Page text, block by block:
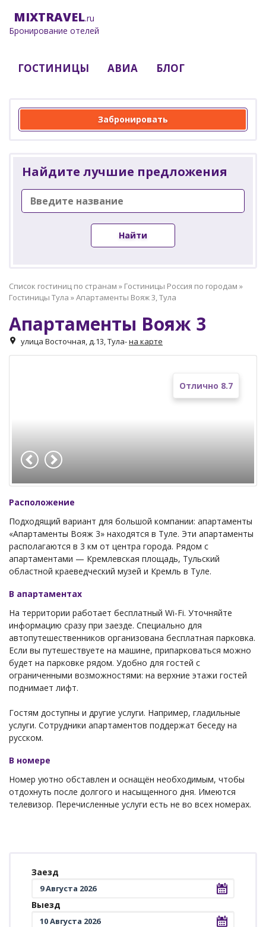
MIXTRAVEL.ru
Бронирование отелей
ГОСТИНИЦЫ АВИА БЛОГ
Забронировать
Найдите лучшие предложения
Найти
Список гостиниц по странам » Гостиницы Россия по городам »
Гостиницы Тула »Апартаменты Вояж 3, Тула
Апартаменты Вояж 3
улица Восточная, д.13, Тула-на карте
Отлично 8.7
Расположение
Подходящий вариант для большой компании: апартаменты
«Апартаменты Вояж 3» находятся в Туле. Эти апартаменты
располагаются в 3 км от центра города. Рядом с
апартаментами — Кремлевская площадь, Тульский
областной краеведческий музей и Кремль в Туле.
В апартаментах
На территории работает бесплатный Wi-Fi. Уточняйте
информацию сразу при заезде. Специально для
автопутешественников организована бесплатная парковка.
Если вы путешествуете на машине, припарковаться можно
будет на парковке рядом. Удобно для гостей с
ограниченными возможностями: на верхние этажи гостей
поднимает лифт.
Гостям доступны и другие услуги. Например, гладильные
услуги. Сотрудники апартаментов поддержат беседу на
русском.
В номере
Номер уютно обставлен и оснащён необходимым, чтобы
отдохнуть после долгого и насыщенного дня. Имеются
телевизор. Перечисленные услуги есть не во всех номерах.
Заезд
Выезд